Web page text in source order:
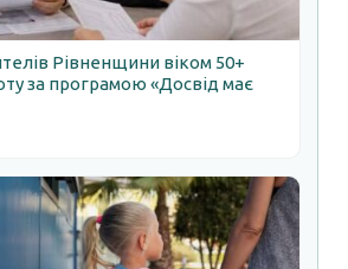
Рівненщини віком 50+
за програмою «Досвід має